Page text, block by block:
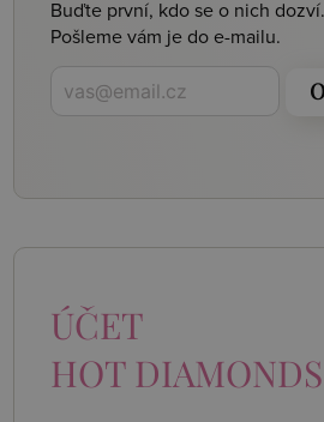
Buďte první, kdo se o nich dozví.
Pošleme vám je do e-mailu.
ÚČET
HOT DIAMONDS